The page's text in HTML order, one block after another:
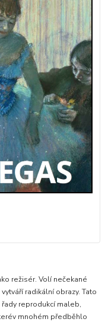
režisér. Volí nečekané
radikální obrazy. Tato
reprodukcí maleb,
mnohém předběhlo